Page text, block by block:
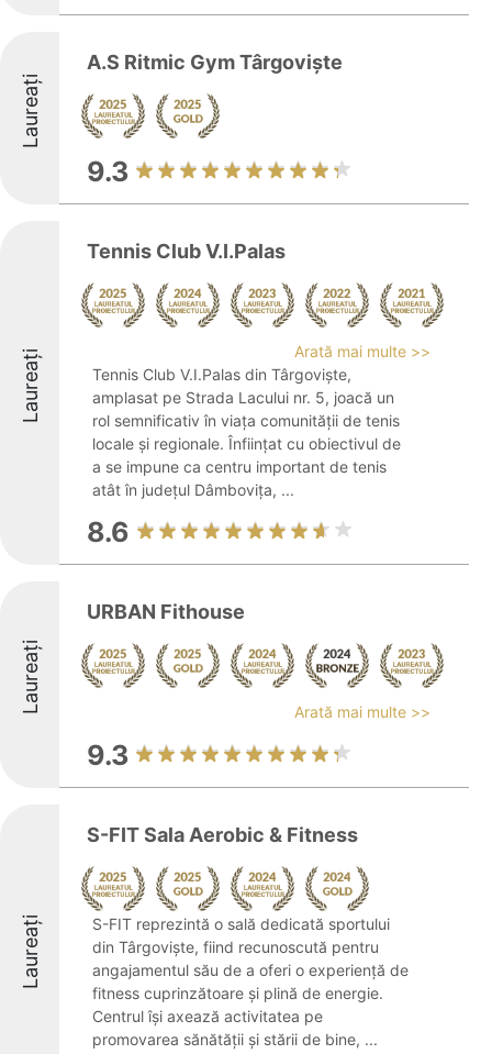
Laureați
A.S Ritmic Gym Târgoviște
9.3
Laureați
Tennis Club V.I.Palas
Arată mai multe >>
Tennis Club V.I.Palas din Târgoviște,
amplasat pe Strada Lacului nr. 5, joacă un
rol semnificativ în viața comunității de tenis
locale și regionale. Înființat cu obiectivul de
a se impune ca centru important de tenis
atât în județul Dâmbovița, ...
8.6
Laureați
URBAN Fithouse
Arată mai multe >>
9.3
Laureați
S-FIT Sala Aerobic & Fitness
S-FIT reprezintă o sală dedicată sportului
din Târgoviște, fiind recunoscută pentru
angajamentul său de a oferi o experiență de
fitness cuprinzătoare și plină de energie.
Centrul își axează activitatea pe
promovarea sănătății și stării de bine, ...